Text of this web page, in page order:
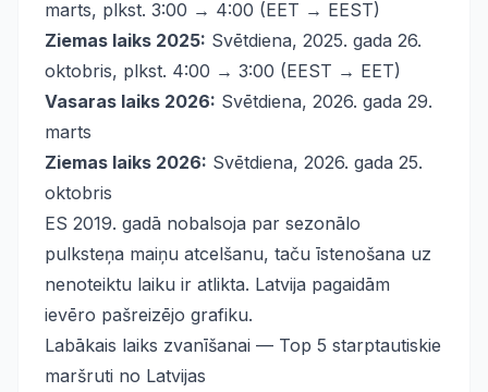
marts, plkst. 3:00 → 4:00 (EET → EEST)
Ziemas laiks 2025: Svētdiena, 2025. gada 26.
oktobris, plkst. 4:00 → 3:00 (EEST → EET)
Vasaras laiks 2026: Svētdiena, 2026. gada 29.
marts
Ziemas laiks 2026: Svētdiena, 2026. gada 25.
oktobris
ES 2019. gadā nobalsoja par sezonālo
pulksteņa maiņu atcelšanu, taču īstenošana uz
nenoteiktu laiku ir atlikta. Latvija pagaidām
ievēro pašreizējo grafiku.
Labākais laiks zvanīšanai — Top 5 starptautiskie
maršruti no Latvijas